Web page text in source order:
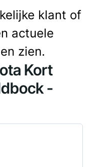
klant of
actuele
zien.
Kort
-